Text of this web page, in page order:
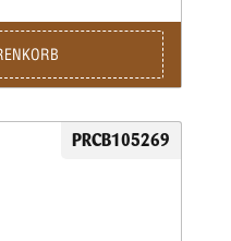
Einbau des
stehen wir Ihnen gerne
hierzu per E-Mail unter
telefonisch unter +49 (0)
PRCB105269